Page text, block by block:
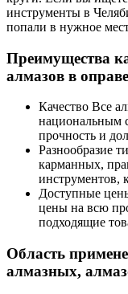
инструменты в
попали в нужное
Преимущества
алмазов в
Качество Все
национальным
прочность и
Разнообразие
карманных,
инструментов,
Доступные
цены на всю
подходящие
Область
алмазных,